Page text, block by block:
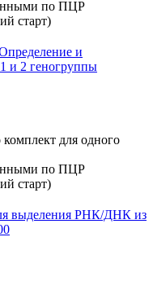
и
и 2 геногруппы
выделения РНК/ДНК из